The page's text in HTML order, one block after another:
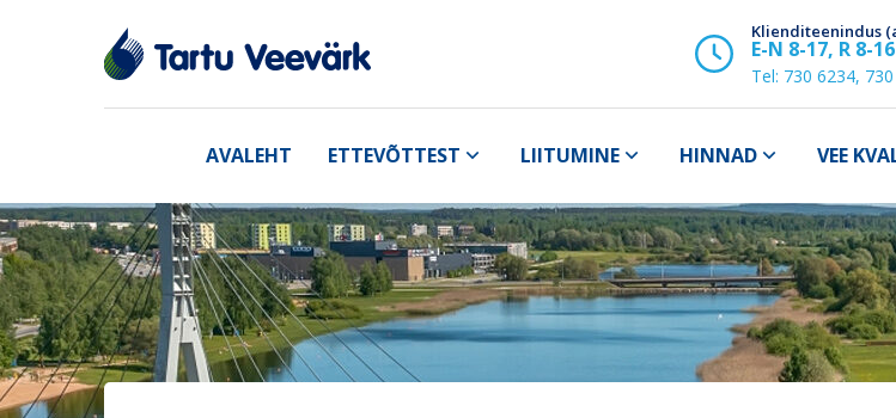
Klienditeenindus
E-N 8-17, R 8-16
Tel: 730 6234,
AVALEHT ETTEVÕTTEST LIITUMINE HINNAD VEE